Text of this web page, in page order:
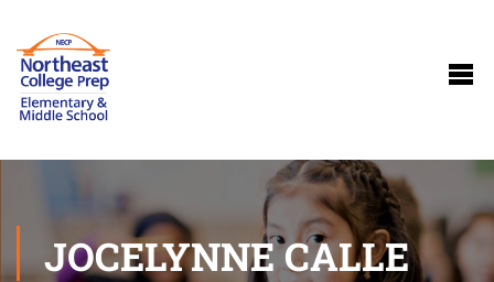
JOCELYNNE CALLE